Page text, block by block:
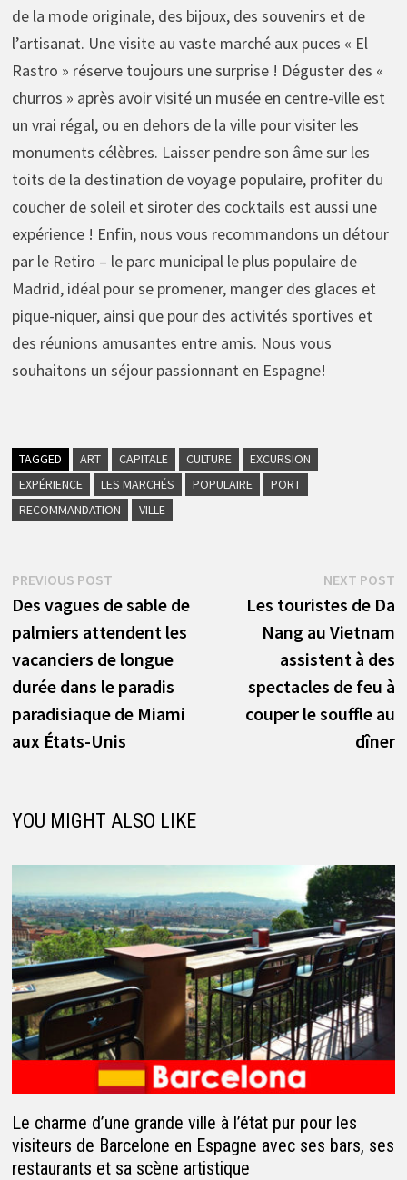
de la mode originale, des bijoux, des souvenirs et de
l’artisanat. Une visite au vaste marché aux puces « El
Rastro » réserve toujours une surprise ! Déguster des «
churros » après avoir visité un musée en centre-ville est
un vrai régal, ou en dehors de la ville pour visiter les
monuments célèbres. Laisser pendre son âme sur les
toits de la destination de voyage populaire, profiter du
coucher de soleil et siroter des cocktails est aussi une
expérience ! Enfin, nous vous recommandons un détour
par le Retiro – le parc municipal le plus populaire de
Madrid, idéal pour se promener, manger des glaces et
pique-niquer, ainsi que pour des activités sportives et
des réunions amusantes entre amis. Nous vous
souhaitons un séjour passionnant en Espagne!
TAGGED ART CAPITALE CULTURE
EXCURSION
EXPÉRIENCE
LES MARCHÉS POPULAIRE
PORT
RECOMMANDATION
VILLE
Navigation
de
l’article
PREVIOUS POSTPrevious
post:
Des vagues de sable de
palmiers attendent les
vacanciers de longue
durée dans le paradis
paradisiaque de Miami
aux États-Unis
NEXT POST
Les touristes de Da
Nang au Vietnam
assistent à des
spectacles de feu à
couper le souffle au
dîner
YOU MIGHT ALSO LIKE
Le charme d’une grande ville à l’état pur pour les
visiteurs de Barcelone en Espagne avec ses bars, ses
restaurants et sa scène artistique